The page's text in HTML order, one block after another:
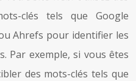
clés tels que Google
Ahrefs pour identifier les
Par exemple, si vous êtes
des mots-clés tels que